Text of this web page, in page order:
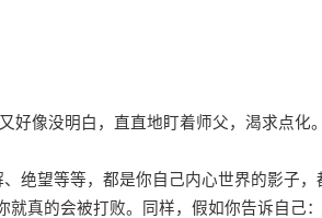
像没明白，直直地盯着师父，渴求点化。
绝望等等，都是你自己内心世界的影子，
真的会被打败。同样，假如你告诉自己